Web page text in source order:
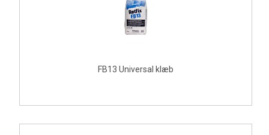
FB13 Universal klæb